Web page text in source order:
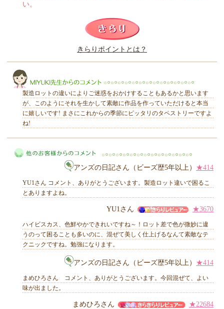
このレビューは参考になりましたか？
い。
きらりポイントとは？
製造ロットの違いによりご迷惑をおかけすることもあるかと思います
が、このようにそれを生かして素敵に作品を作っていただけると本当
に嬉しいです! まさにこれからの季節にピッタリのタペストリーですよ
ね!
他のお客様からのコメント
アンズの日記さん（ビーズ歴5年以上） ★414
YU1さん コメント、ありがとうございます。製造ロット違いで困るこ
とありますよね。
YU1さん ★3670
ハイビスカス、色鮮やかできれいですね～！ロット差で色が微妙に違
うのって困ることも多いのに、混ぜて美しく仕上げるなんて素敵なテ
クニックですね。勉強になります。
アンズの日記さん（ビーズ歴5年以上） ★414
まめひろさん コメント、ありがとうございます。今回混ぜて、よい
味が出ました。
まめひろさん ★22684